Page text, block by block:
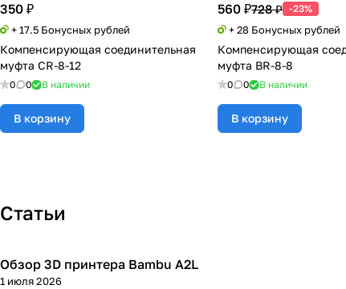
350 ₽
+ 17.5 Бонусных рублей
Компенсирующая соединительная
муфта CR-8-12
0 0 В наличии
В корзину
560 ₽728 ₽ -23%
+ 28 Бонусных рублей
Компенсирующая
муфта BR-8-8
0 0 В наличии
В корзину
Статьи
3D принтеры
Обзор 3D принтера Bambu A2L
1 июля 2026